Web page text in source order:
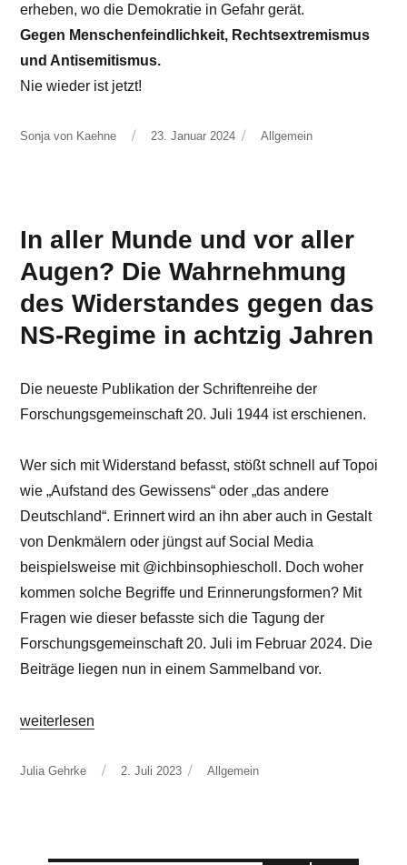
erheben, wo die Demokratie in Gefahr gerät.
Gegen Menschenfeindlichkeit, Rechtsextremismus
und Antisemitismus.
Nie wieder ist jetzt!
Autor
Sonja von Kaehne
Veröffentlicht
23. Januar 2024 Kategorien
Allgemein
In aller Munde und vor aller
Augen? Die Wahrnehmung
des Widerstandes gegen das
NS-Regime in achtzig Jahren
Die neueste Publikation der Schriftenreihe der
Forschungsgemeinschaft 20. Juli 1944 ist erschienen.
Wer sich mit Widerstand befasst, stößt schnell auf Topoi
wie „Aufstand des Gewissens“ oder „das andere
Deutschland“. Erinnert wird an ihn aber auch in Gestalt
von Denkmälern oder jüngst auf Social Media
beispielsweise mit @ichbinsophiescholl. Doch woher
kommen solche Begriffe und Erinnerungsformen? Mit
Fragen wie dieser befasste sich die Tagung der
Forschungsgemeinschaft 20. Juli im Februar 2024. Die
Beiträge liegen nun in einem Sammelband vor.
„In aller Munde und vor aller Augen? Die Wahrnehmung
weiterlesen
Autor
Julia Gehrke
Veröffentlicht
2. Juli 2023 Kategorien
Allgemein